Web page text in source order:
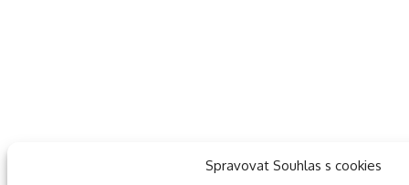
Spravovat Souhlas s cookies